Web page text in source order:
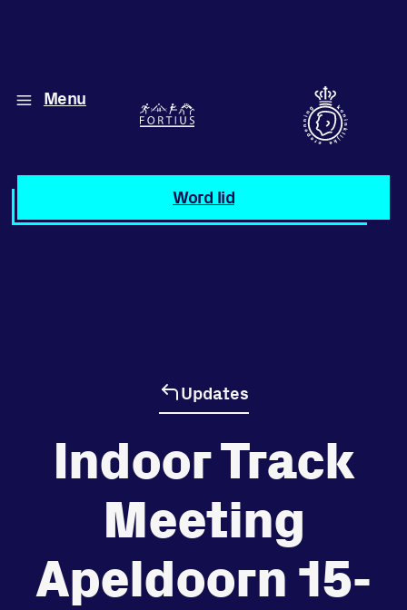
Menu
Word lid
Diverse disciplines
Atletiek
Beheersde
tegenstander
Worstelen
Updates
Indoor Track
Meeting
Apeldoorn 15-